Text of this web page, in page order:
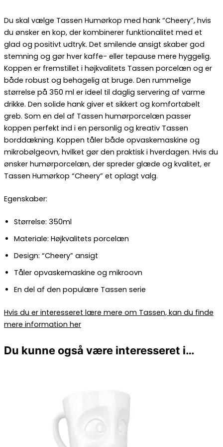
Du skal vælge Tassen Humørkop med hank “Cheery”, hvis
du ønsker en kop, der kombinerer funktionalitet med et
glad og positivt udtryk. Det smilende ansigt skaber god
stemning og gør hver kaffe- eller tepause mere hyggelig.
Koppen er fremstillet i højkvalitets Tassen porcelæn og er
både robust og behagelig at bruge. Den rummelige
størrelse på 350 ml er ideel til daglig servering af varme
drikke. Den solide hank giver et sikkert og komfortabelt
greb. Som en del af Tassen humørporcelæn passer
koppen perfekt ind i en personlig og kreativ Tassen
borddækning. Koppen tåler både opvaskemaskine og
mikrobølgeovn, hvilket gør den praktisk i hverdagen. Hvis du
ønsker humørporcelæn, der spreder glæde og kvalitet, er
Tassen Humørkop “Cheery” et oplagt valg.
Egenskaber:
Størrelse: 350ml
Materiale: Højkvalitets porcelæn
Design: “Cheery” ansigt
Tåler opvaskemaskine og mikroovn
En del af den populære Tassen serie
Hvis du er interesseret lære mere om Tassen, kan du finde
mere information her
Du kunne også være interesseret i…